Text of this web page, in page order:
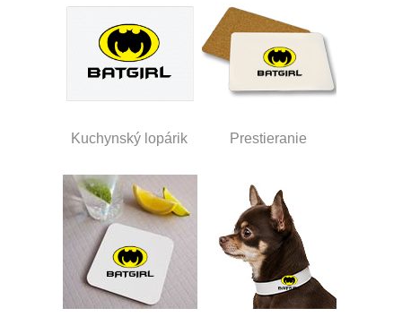
Kuchynský lopárik Prestieranie